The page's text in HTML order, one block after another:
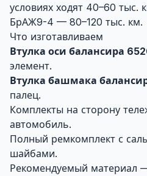
условиях ходят 40–60 тыс.
БрАЖ9-4 — 80–120 тыс. км.
Что изготавливаем
Втулка оси балансира
элемент.
Втулка башмака
палец.
Комплекты на сторону
автомобиль.
Полный ремкомплект с
шайбами.
Рекомендуемый материал